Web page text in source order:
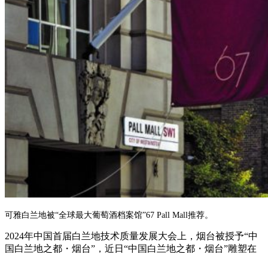
可雅白兰地被“全球最大葡萄酒档案馆”67 Pall Mall推荐。
2024年中国首届白兰地技术质量发展大会上，烟台被授予“中
国白兰地之都・烟台”，近日“中国白兰地之都 ・ 烟台”雕塑在